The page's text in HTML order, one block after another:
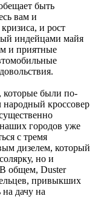
быть
вам и
и рост
индейцами майя
и приятные
которые были по-
народный кроссовер
городов уже
с тремя
дизелем, который
но и
общем, Duster
привыкших
дачу на